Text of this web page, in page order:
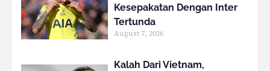
Kesepakatan Dengan Inter
Tertunda
August 7, 2026
Kalah Dari Vietnam,